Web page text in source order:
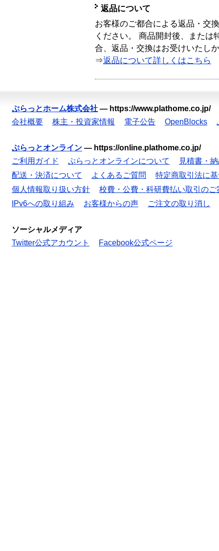
返品について
お客様のご都合による返品・交
ください。 商品開封後、または
合、返品・交換はお受けいたし
⇒返品について詳しくはこちら
ぷらっとホーム株式会社 — https://www.plathome.co.jp/
会社概要
株主・投資家情報 電子公告 OpenBlocks
ぷらっとオンライン — https://online.plathome.co.jp/
ご利用ガイド
ぷらっとオンラインについて
見積書・
配送・決済について
よくあるご質問
特定商取引法に
個人情報取り扱い方針
校費・公費・科研費払い取引のご
IPv6への取り組み
お客様からの声 ご注文の取り消し
ソーシャルメディア
Twitter公式アカウント
Facebook公式ページ